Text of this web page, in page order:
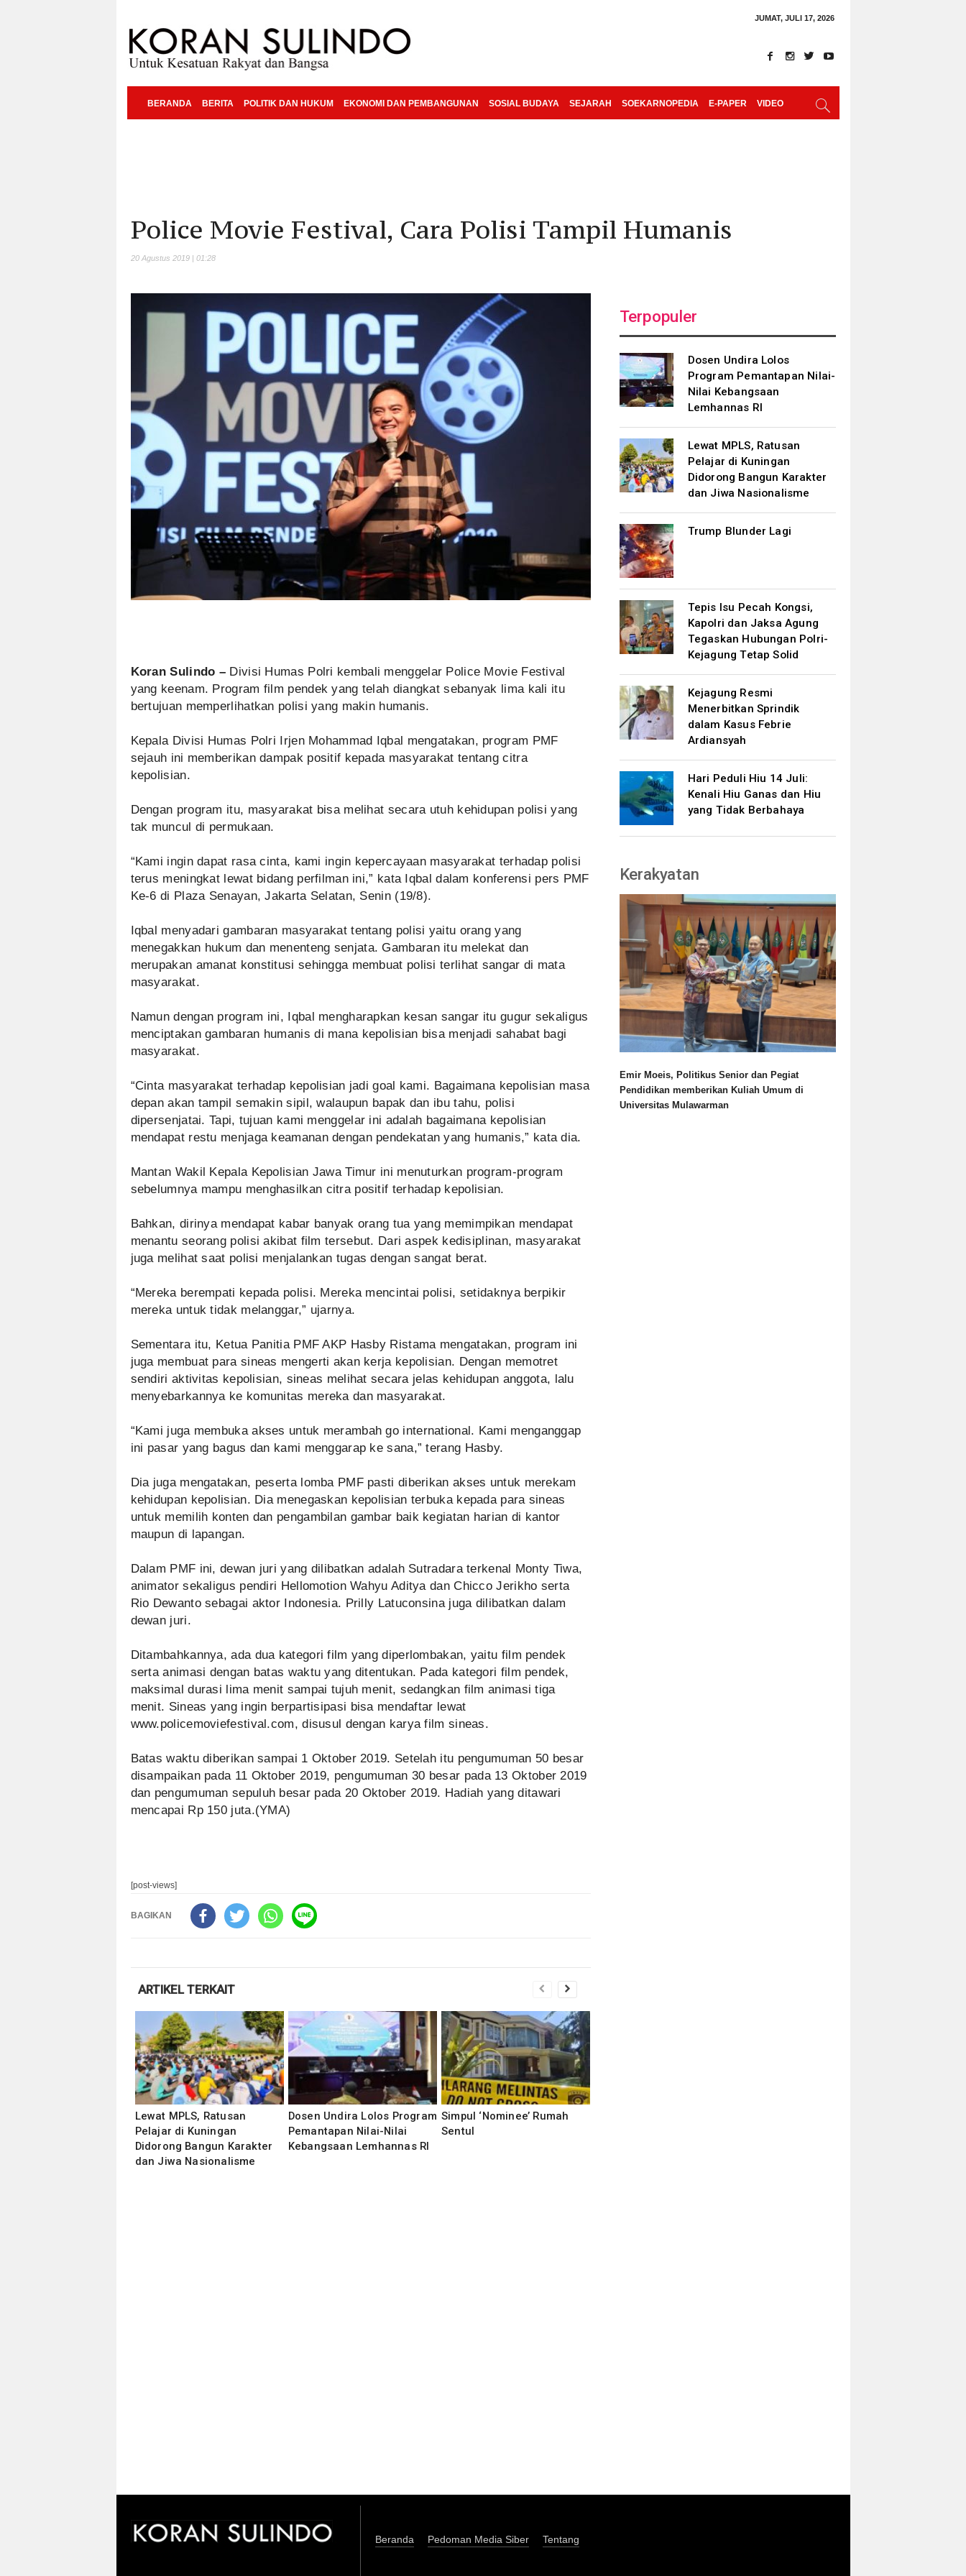
JUMAT, JULI 17, 2026
BERANDA BERITA POLITIK DAN HUKUM EKONOMI DAN PEMBANGUNAN SOSIAL BUDAYA SEJARAH SOEKARNOPEDIA E-PAPER VIDEO
Police Movie Festival, Cara Polisi Tampil Humanis
20 Agustus 2019 | 01:28
Koran Sulindo – Divisi Humas Polri kembali menggelar Police Movie Festival
yang keenam. Program film pendek yang telah diangkat sebanyak lima kali itu
bertujuan memperlihatkan polisi yang makin humanis.
Kepala Divisi Humas Polri Irjen Mohammad Iqbal mengatakan, program PMF
sejauh ini memberikan dampak positif kepada masyarakat tentang citra
kepolisian.
Dengan program itu, masyarakat bisa melihat secara utuh kehidupan polisi yang
tak muncul di permukaan.
“Kami ingin dapat rasa cinta, kami ingin kepercayaan masyarakat terhadap polisi
terus meningkat lewat bidang perfilman ini,” kata Iqbal dalam konferensi pers PMF
Ke-6 di Plaza Senayan, Jakarta Selatan, Senin (19/8).
Iqbal menyadari gambaran masyarakat tentang polisi yaitu orang yang
menegakkan hukum dan menenteng senjata. Gambaran itu melekat dan
merupakan amanat konstitusi sehingga membuat polisi terlihat sangar di mata
masyarakat.
Namun dengan program ini, Iqbal mengharapkan kesan sangar itu gugur sekaligus
menciptakan gambaran humanis di mana kepolisian bisa menjadi sahabat bagi
masyarakat.
“Cinta masyarakat terhadap kepolisian jadi goal kami. Bagaimana kepolisian masa
depan akan tampil semakin sipil, walaupun bapak dan ibu tahu, polisi
dipersenjatai. Tapi, tujuan kami menggelar ini adalah bagaimana kepolisian
mendapat restu menjaga keamanan dengan pendekatan yang humanis,” kata dia.
Mantan Wakil Kepala Kepolisian Jawa Timur ini menuturkan program-program
sebelumnya mampu menghasilkan citra positif terhadap kepolisian.
Bahkan, dirinya mendapat kabar banyak orang tua yang memimpikan mendapat
menantu seorang polisi akibat film tersebut. Dari aspek kedisiplinan, masyarakat
juga melihat saat polisi menjalankan tugas dengan sangat berat.
“Mereka berempati kepada polisi. Mereka mencintai polisi, setidaknya berpikir
mereka untuk tidak melanggar,” ujarnya.
Sementara itu, Ketua Panitia PMF AKP Hasby Ristama mengatakan, program ini
juga membuat para sineas mengerti akan kerja kepolisian. Dengan memotret
sendiri aktivitas kepolisian, sineas melihat secara jelas kehidupan anggota, lalu
menyebarkannya ke komunitas mereka dan masyarakat.
“Kami juga membuka akses untuk merambah go international. Kami menganggap
ini pasar yang bagus dan kami menggarap ke sana,” terang Hasby.
Dia juga mengatakan, peserta lomba PMF pasti diberikan akses untuk merekam
kehidupan kepolisian. Dia menegaskan kepolisian terbuka kepada para sineas
untuk memilih konten dan pengambilan gambar baik kegiatan harian di kantor
maupun di lapangan.
Dalam PMF ini, dewan juri yang dilibatkan adalah Sutradara terkenal Monty Tiwa,
animator sekaligus pendiri Hellomotion Wahyu Aditya dan Chicco Jerikho serta
Rio Dewanto sebagai aktor Indonesia. Prilly Latuconsina juga dilibatkan dalam
dewan juri.
Ditambahkannya, ada dua kategori film yang diperlombakan, yaitu film pendek
serta animasi dengan batas waktu yang ditentukan. Pada kategori film pendek,
maksimal durasi lima menit sampai tujuh menit, sedangkan film animasi tiga
menit. Sineas yang ingin berpartisipasi bisa mendaftar lewat
www.policemoviefestival.com, disusul dengan karya film sineas.
Batas waktu diberikan sampai 1 Oktober 2019. Setelah itu pengumuman 50 besar
disampaikan pada 11 Oktober 2019, pengumuman 30 besar pada 13 Oktober 2019
dan pengumuman sepuluh besar pada 20 Oktober 2019. Hadiah yang ditawari
mencapai Rp 150 juta.(YMA)
[post-views]
BAGIKAN
ARTIKEL TERKAIT
Lewat MPLS, Ratusan
Pelajar di Kuningan
Didorong Bangun Karakter
dan Jiwa Nasionalisme
Dosen Undira Lolos Program
Pemantapan Nilai-Nilai
Kebangsaan Lemhannas RI
Simpul ‘Nominee’ Rumah
Sentul
Terpopuler
Dosen Undira Lolos
Program Pemantapan Nilai-
Nilai Kebangsaan
Lemhannas RI
Lewat MPLS, Ratusan
Pelajar di Kuningan
Didorong Bangun Karakter
dan Jiwa Nasionalisme
Trump Blunder Lagi
Tepis Isu Pecah Kongsi,
Kapolri dan Jaksa Agung
Tegaskan Hubungan Polri-
Kejagung Tetap Solid
Kejagung Resmi
Menerbitkan Sprindik
dalam Kasus Febrie
Ardiansyah
Hari Peduli Hiu 14 Juli:
Kenali Hiu Ganas dan Hiu
yang Tidak Berbahaya
Kerakyatan
Emir Moeis, Politikus Senior dan Pegiat
Pendidikan memberikan Kuliah Umum di
Universitas Mulawarman
Beranda Pedoman Media Siber Tentang